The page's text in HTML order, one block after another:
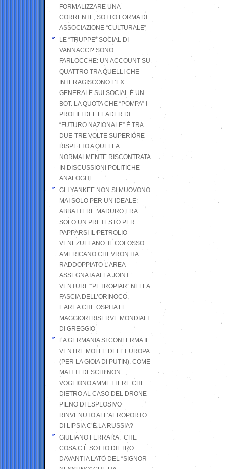
FORMALIZZARE UNA
CORRENTE, SOTTO FORMA DI
ASSOCIAZIONE “CULTURALE”
LE “TRUPPE” SOCIAL DI
VANNACCI? SONO
FARLOCCHE: UN ACCOUNT SU
QUATTRO TRA QUELLI CHE
INTERAGISCONO L’EX
GENERALE SUI SOCIAL È UN
BOT. LA QUOTA CHE “POMPA” I
PROFILI DEL LEADER DI
“FUTURO NAZIONALE” È TRA
DUE-TRE VOLTE SUPERIORE
RISPETTO A QUELLA
NORMALMENTE RISCONTRATA
IN DISCUSSIONI POLITICHE
ANALOGHE
GLI YANKEE NON SI MUOVONO
MAI SOLO PER UN IDEALE:
ABBATTERE MADURO ERA
SOLO UN PRETESTO PER
PAPPARSI IL PETROLIO
VENEZUELANO .IL COLOSSO
AMERICANO CHEVRON HA
RADDOPPIATO L’AREA
ASSEGNATA ALLA JOINT
VENTURE “PETROPIAR” NELLA
FASCIA DELL’ORINOCO,
L’AREA CHE OSPITA LE
MAGGIORI RISERVE MONDIALI
DI GREGGIO
LA GERMANIA SI CONFERMA IL
VENTRE MOLLE DELL’EUROPA
(PER LA GIOIA DI PUTIN). COME
MAI I TEDESCHI NON
VOGLIONO AMMETTERE CHE
DIETRO AL CASO DEL DRONE
PIENO DI ESPLOSIVO
RINVENUTO ALL’AEROPORTO
DI LIPSIA C’È LA RUSSIA?
GIULIANO FERRARA: ’CHE
COSA C’È SOTTO DIETRO
DAVANTI A LATO DEL “SIGNOR